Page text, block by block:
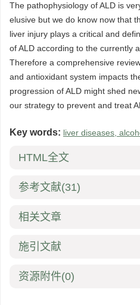
The pathophysiology of ALD is
elusive but we do know now that
liver injury plays a critical and
of ALD according to the currently
Therefore a comprehensive
and antioxidant system impacts
progression of ALD might shed
our strategy to prevent and treat
Key words: liver diseases,
HTML全文
参考文献(31)
相关文章
施引文献
资源附件(0)